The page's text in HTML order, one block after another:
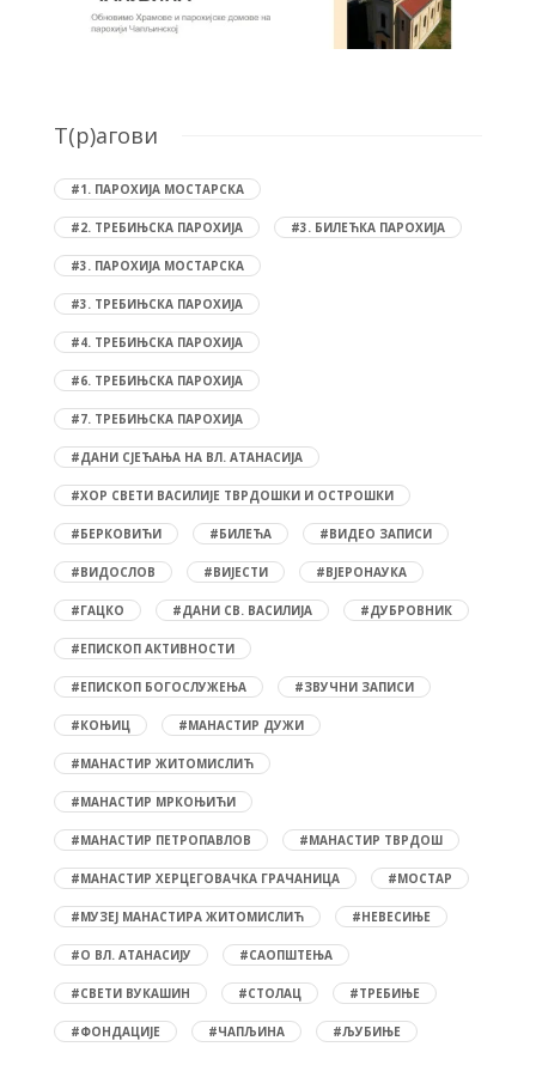
T(р)агови
#1. ПАРОХИЈА МОСТАРСКА
#2. ТРЕБИЊСКА ПАРОХИЈА #3. БИЛЕЋКА ПАРОХИЈА
#3. ПАРОХИЈА МОСТАРСКА
#3. ТРЕБИЊСКА ПАРОХИЈА
#4. ТРЕБИЊСКА ПАРОХИЈА
#6. ТРЕБИЊСКА ПАРОХИЈА
#7. ТРЕБИЊСКА ПАРОХИЈА
#ДАНИ СЈЕЋАЊА НА ВЛ. АТАНАСИЈА
#ХОР СВЕТИ ВАСИЛИЈЕ ТВРДОШКИ И ОСТРОШКИ
#БЕРКОВИЋИ #БИЛЕЋА #ВИДЕО ЗАПИСИ
#ВИДОСЛОВ #ВИЈЕСТИ #ВЈЕРОНАУКА
#ГАЦКО #ДАНИ СВ. ВАСИЛИЈА #ДУБРОВНИК
#ЕПИСКОП АКТИВНОСТИ
#ЕПИСКОП БОГОСЛУЖЕЊА #ЗВУЧНИ ЗАПИСИ
#КОЊИЦ #МАНАСТИР ДУЖИ
#МАНАСТИР ЖИТОМИСЛИЋ
#МАНАСТИР МРКОЊИЋИ
#МАНАСТИР ПЕТРОПАВЛОВ #МАНАСТИР ТВРДОШ
#МАНАСТИР ХЕРЦЕГОВАЧКА ГРАЧАНИЦА #МОСТАР
#МУЗЕЈ МАНАСТИРА ЖИТОМИСЛИЋ #НЕВЕСИЊЕ
#О ВЛ. АТАНАСИЈУ #САОПШТЕЊА
#СВЕТИ ВУКАШИН #СТОЛАЦ #ТРЕБИЊЕ
#ФОНДАЦИЈЕ #ЧАПЉИНА #ЉУБИЊЕ